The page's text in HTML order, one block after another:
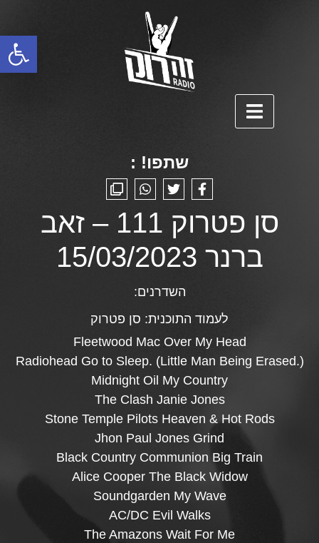
פתח סרגל נגישות
שתפו! :
סן פטרוק 111 – זאב
ברנר 15/03/2023
השדרנים:
לעמוד התוכנית: סן פטרוק
Fleetwood Mac Over My Head
Radiohead Go to Sleep. (Little Man Being Erased.)
Midnight Oil My Country
The Clash Janie Jones
Stone Temple Pilots Heaven & Hot Rods
Jhon Paul Jones Grind
Black Country Communion Big Train
Alice Cooper The Black Widow
Soundgarden My Wave
AC/DC Evil Walks
The Amazons Wait For Me